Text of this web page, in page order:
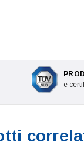
e